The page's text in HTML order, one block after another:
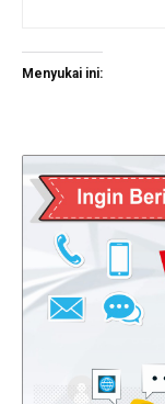
Menyukai ini: